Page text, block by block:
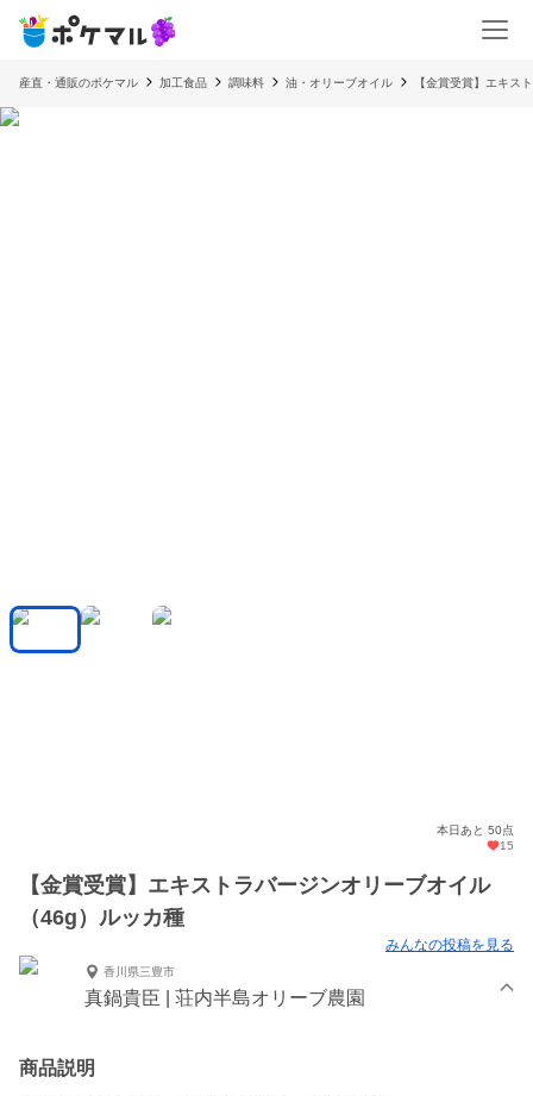
産直・通販のポケマル 加工食品 調味料 油・オリーブオイル 【金賞受賞】エキス
本日あと 50点
15
【金賞受賞】エキストラバージンオリーブオイル
（46g）ルッカ種
みんなの投稿を見る
香川県三豊市
真鍋貴臣 | 荘内半島オリーブ農園
商品説明